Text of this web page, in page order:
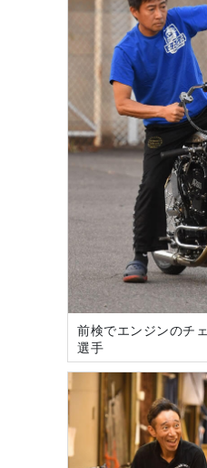
前検でエンジンのチ
選手